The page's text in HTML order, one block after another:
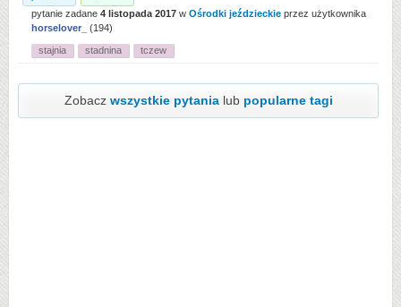
pytanie zadane 4 listopada 2017 w Ośrodki jeździeckie przez użytkownika
horselover_
(194)
stajnia stadnina tczew
Zobacz wszystkie pytanialub popularne tagi